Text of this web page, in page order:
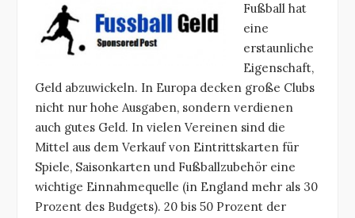
Fußball hat
eine
erstaunliche
Eigenschaft,
Geld abzuwickeln. In Europa decken große Clubs
nicht nur hohe Ausgaben, sondern verdienen
auch gutes Geld. In vielen Vereinen sind die
Mittel aus dem Verkauf von Eintrittskarten für
Spiele, Saisonkarten und Fußballzubehör eine
wichtige Einnahmequelle (in England mehr als 30
Prozent des Budgets). 20 bis 50 Prozent der